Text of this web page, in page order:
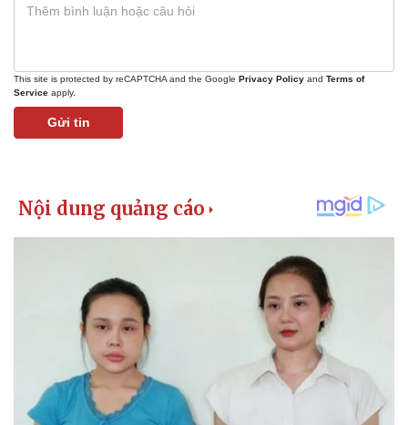
Kinh tế
Bất động sản
Khởi nghiệp
Thị trường
This site is protected by reCAPTCHA and the Google Privacy Policy and Terms of
Service apply.
Gửi tin